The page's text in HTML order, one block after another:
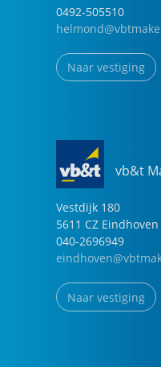
0492-505510
Naar vestiging
vb&t
Vestdijk 180
5611 CZ Eindhoven
040-2696949
Naar vestiging